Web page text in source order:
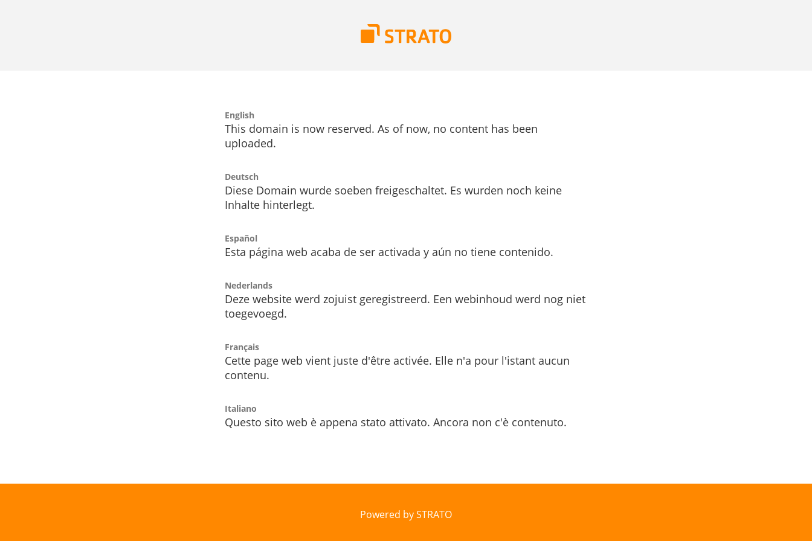
English
This domain is now reserved. As of now, no content has been
uploaded.
Deutsch
Diese Domain wurde soeben freigeschaltet. Es wurden noch keine
Inhalte hinterlegt.
Español
Esta página web acaba de ser activada y aún no tiene contenido.
Nederlands
Deze website werd zojuist geregistreerd. Een webinhoud werd nog niet
toegevoegd.
Français
Cette page web vient juste d'être activée. Elle n'a pour l'istant aucun
contenu.
Italiano
Questo sito web è appena stato attivato. Ancora non c'è contenuto.
Powered by STRATO